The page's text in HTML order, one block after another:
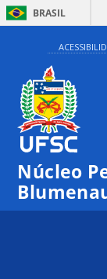
BRASIL
Núcleo